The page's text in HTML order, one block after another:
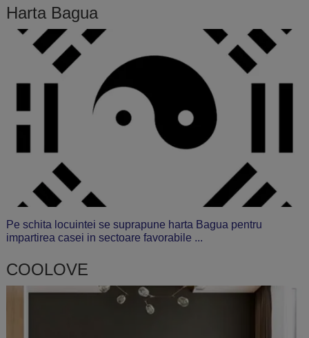
Harta Bagua
Pe schita locuintei se suprapune harta Bagua pentru
impartirea casei in sectoare favorabile ...
COOLOVE